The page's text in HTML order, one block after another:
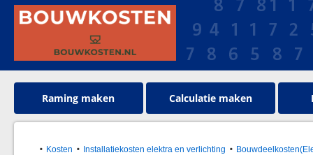
Raming maken Calculatie maken
Kosten Installatiekosten elektra en verlichting